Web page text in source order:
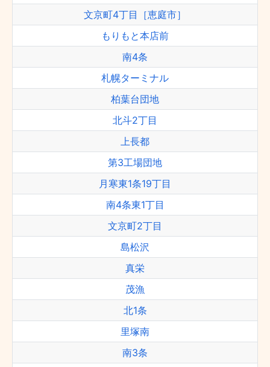
文京町4丁目［恵庭市］
もりもと本店前
南4条
札幌ターミナル
柏葉台団地
北斗2丁目
上長都
第3工場団地
月寒東1条19丁目
南4条東1丁目
文京町2丁目
島松沢
真栄
茂漁
北1条
里塚南
南3条